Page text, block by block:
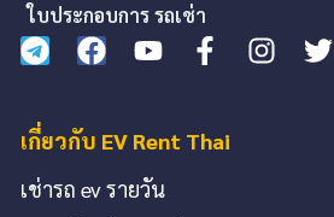
ใบประกอบการ รถเช่า
เกี่ยวกับ EV Rent Thai
เช่ารถ ev รายวัน